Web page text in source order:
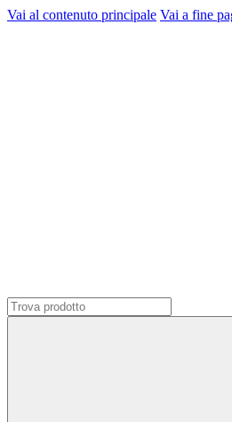
Vai al contenuto principale Vai a fine